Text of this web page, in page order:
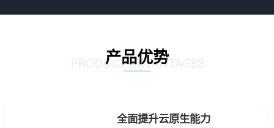
产品优势
PRODUCT ADVANTAGES
全面提升云原生能力